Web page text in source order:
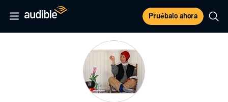
Pruébalo ahora